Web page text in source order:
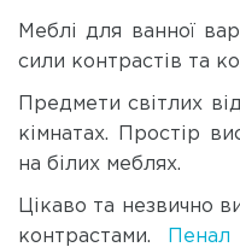
Меблі для ванної
сили контрастів та
Предмети світлих
кімнатах. Простір
на білих меблях.
Цікаво та незвично
контрастами.
Пенал